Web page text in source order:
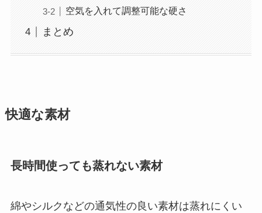
空気を入れて調整可能な硬さ
まとめ
快適な素材
長時間使っても蒸れない素材
綿やシルクなどの通気性の良い素材は蒸れにくい